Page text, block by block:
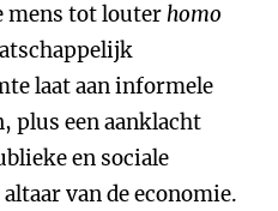
mens tot louterhomo
laat aan informele
plus een aanklacht
en sociale
van de economie.